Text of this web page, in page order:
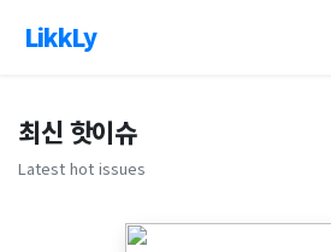
LikkLy
최신 핫이슈
Latest hot issues